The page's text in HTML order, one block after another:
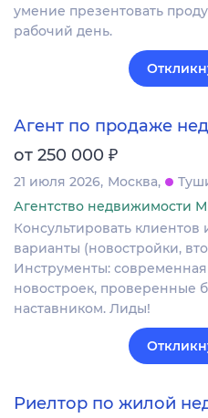
умение презентовать
рабочий день.
Агент по продаже
от 250 000 ₽
21 июля 2026 Москва
Агентство недвижимости
Консультировать
варианты (новостройки,
Инструменты: современная
новостроек, проверенные
наставником. Лиды!
Риелтор по жилой